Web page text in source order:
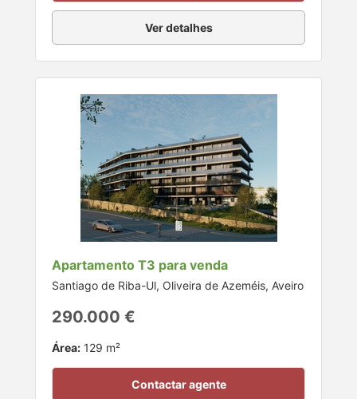
Ver detalhes
Apartamento T3 para venda
Santiago de Riba-Ul, Oliveira de Azeméis, Aveiro
290.000 €
Área: 129 m²
Contactar agente